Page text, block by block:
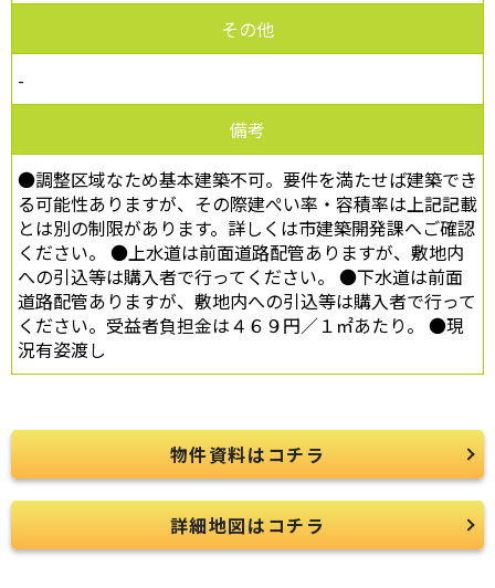
その他
-
備考
●調整区域なため基本建築不可。要件を満たせば建築でき
る可能性ありますが、その際建ぺい率・容積率は上記記載
とは別の制限があります。詳しくは市建築開発課へご確認
ください。 ●上水道は前面道路配管ありますが、敷地内
への引込等は購入者で行ってください。 ●下水道は前面
道路配管ありますが、敷地内への引込等は購入者で行って
ください。受益者負担金は４６９円／１㎡あたり。 ●現
況有姿渡し
物件資料はコチラ
詳細地図はコチラ